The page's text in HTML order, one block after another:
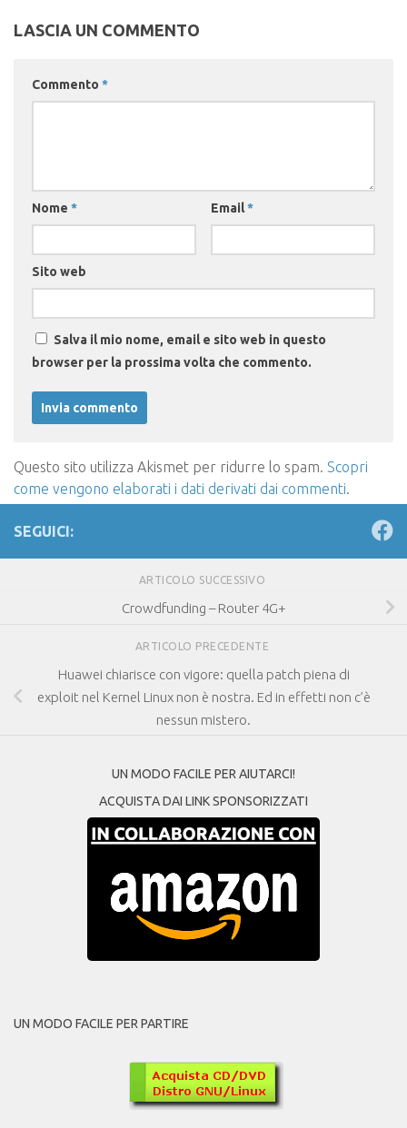
LASCIA UN COMMENTO
Commento *
Nome * Email*
Sito web
Salva il mio nome, email e sito web in questo
browser per la prossima volta che commento.
Questo sito utilizza Akismet per ridurre lo spam. Scopri
come vengono elaborati i dati derivati dai commenti.
SEGUICI:
ARTICOLO SUCCESSIVO
Crowdfunding – Router 4G+
ARTICOLO PRECEDENTE
Huawei chiarisce con vigore: quella patch piena di
exploit nel Kernel Linux non è nostra. Ed in effetti non c’è
nessun mistero.
UN MODO FACILE PER AIUTARCI!
ACQUISTA DAI LINK SPONSORIZZATI
UN MODO FACILE PER PARTIRE